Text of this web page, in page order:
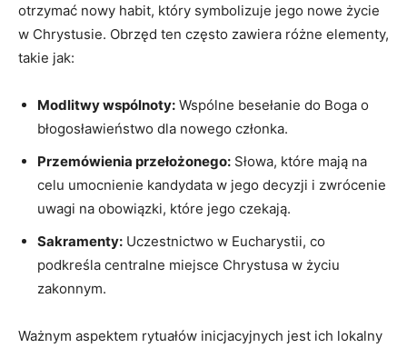
otrzymać nowy habit, który ⁤symbolizuje jego nowe życie
w Chrystusie. Obrzęd ten często zawiera ⁤różne elementy,
takie jak:
Modlitwy wspólnoty: Wspólne besełanie do Boga o ​
błogosławieństwo dla nowego członka.
Przemówienia przełożonego: Słowa, ‍które mają na
celu umocnienie kandydata w jego decyzji i zwrócenie
uwagi na obowiązki, które jego czekają.
Sakramenty: Uczestnictwo w Eucharystii, ⁢co
podkreśla centralne ​miejsce Chrystusa w życiu
zakonnym.
Ważnym aspektem rytuałów inicjacyjnych​ jest ⁤ich‍ lokalny